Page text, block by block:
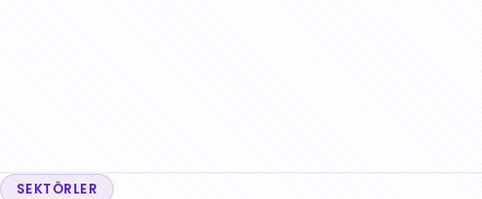
SEKTÖRLER